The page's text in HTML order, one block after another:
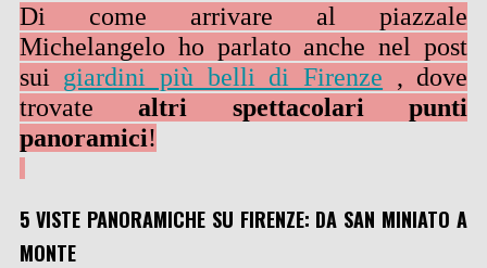
Di come arrivare al piazzale
Michelangelo ho parlato anche nel post
sui giardini più belli di Firenze , dove
trovatealtri spettacolari punti
panoramici!
5 VISTE PANORAMICHE SU FIRENZE: DA SAN MINIATO A
MONTE